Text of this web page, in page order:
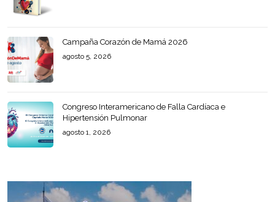
Campaña Corazón de Mamá 2026
agosto 5, 2026
Congreso Interamericano de Falla Cardíaca e
Hipertensión Pulmonar
agosto 1, 2026